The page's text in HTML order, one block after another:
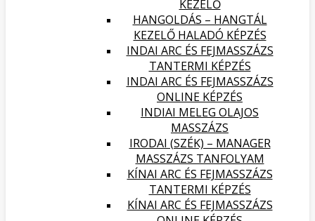
KEZELŐ
HANGOLDÁS – HANGTÁL
KEZELŐ HALADÓ KÉPZÉS
INDAI ARC ÉS FEJMASSZÁZS
TANTERMI KÉPZÉS
INDAI ARC ÉS FEJMASSZÁZS
ONLINE KÉPZÉS
INDIAI MELEG OLAJOS
MASSZÁZS
IRODAI (SZÉK) – MANAGER
MASSZÁZS TANFOLYAM
KÍNAI ARC ÉS FEJMASSZÁZS
TANTERMI KÉPZÉS
KÍNAI ARC ÉS FEJMASSZÁZS